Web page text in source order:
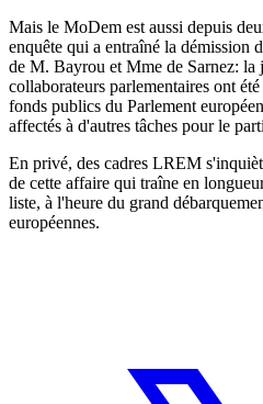
Mais le MoDem est aussi depuis
enquête qui a entraîné la démission
de M. Bayrou et Mme de Sarnez: la
collaborateurs parlementaires ont
fonds publics du Parlement
affectés à d'autres tâches pour le
En privé, des cadres LREM
de cette affaire qui traîne en
liste, à l'heure du grand
européennes.